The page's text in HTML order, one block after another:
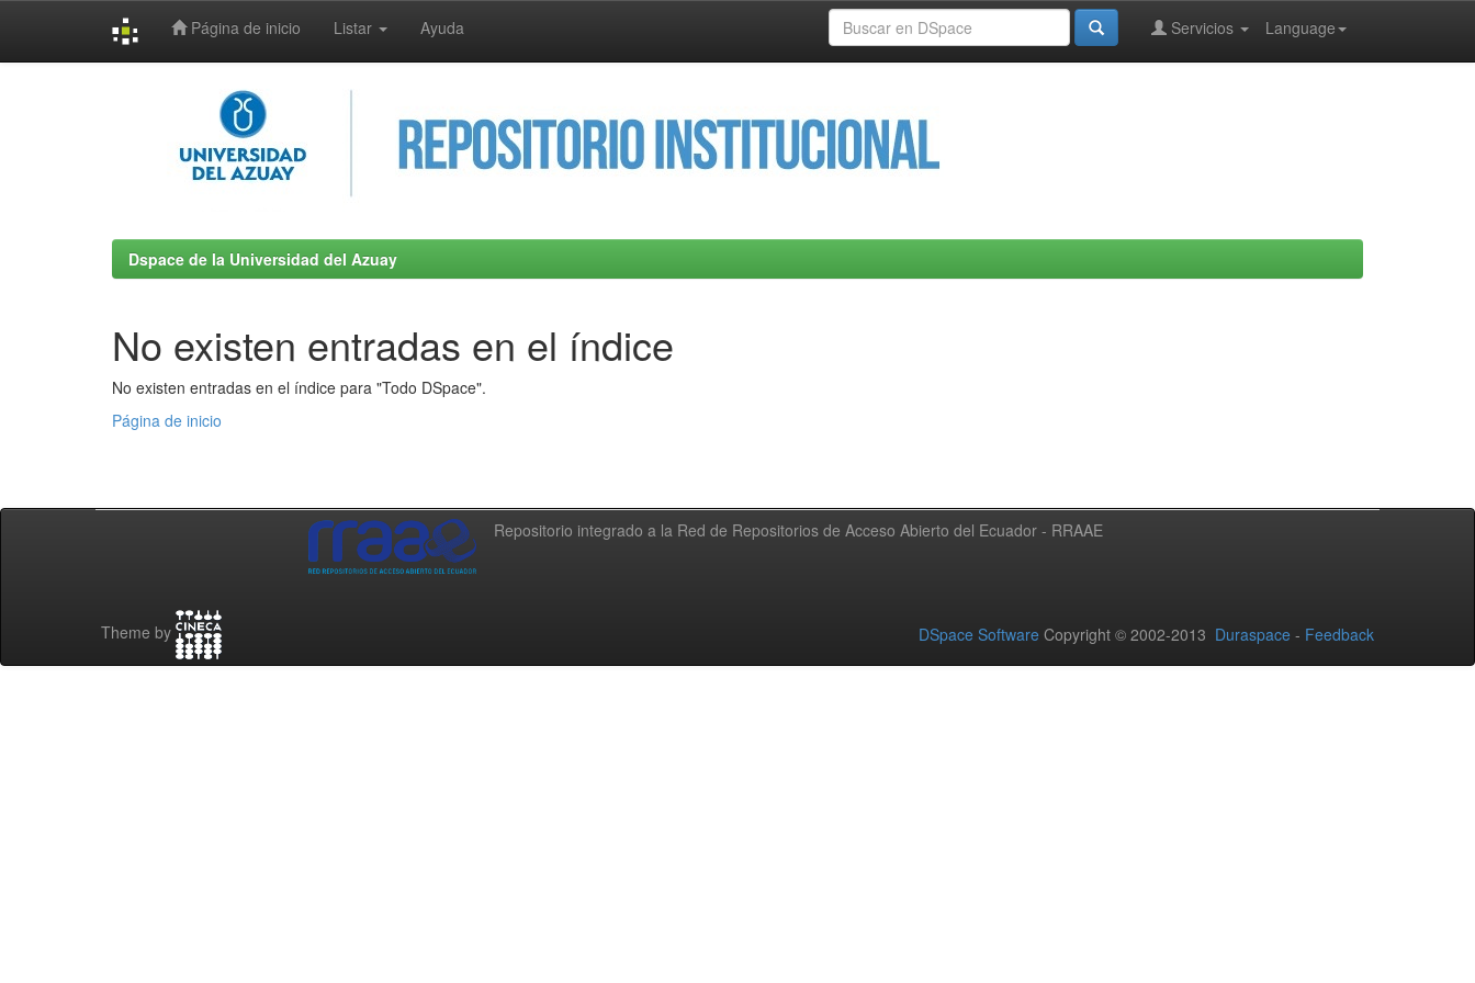
Página de inicio Listar Ayuda Language
Servicios
Dspace de la Universidad del Azuay
No existen entradas en el índice
No existen entradas en el índice para "Todo DSpace".
Página de inicio
Repositorio integrado a la Red de Repositorios de Acceso Abierto del Ecuador - RRAAE
Theme by DSpace Software Copyright © 2002-2013 Duraspace - Feedback